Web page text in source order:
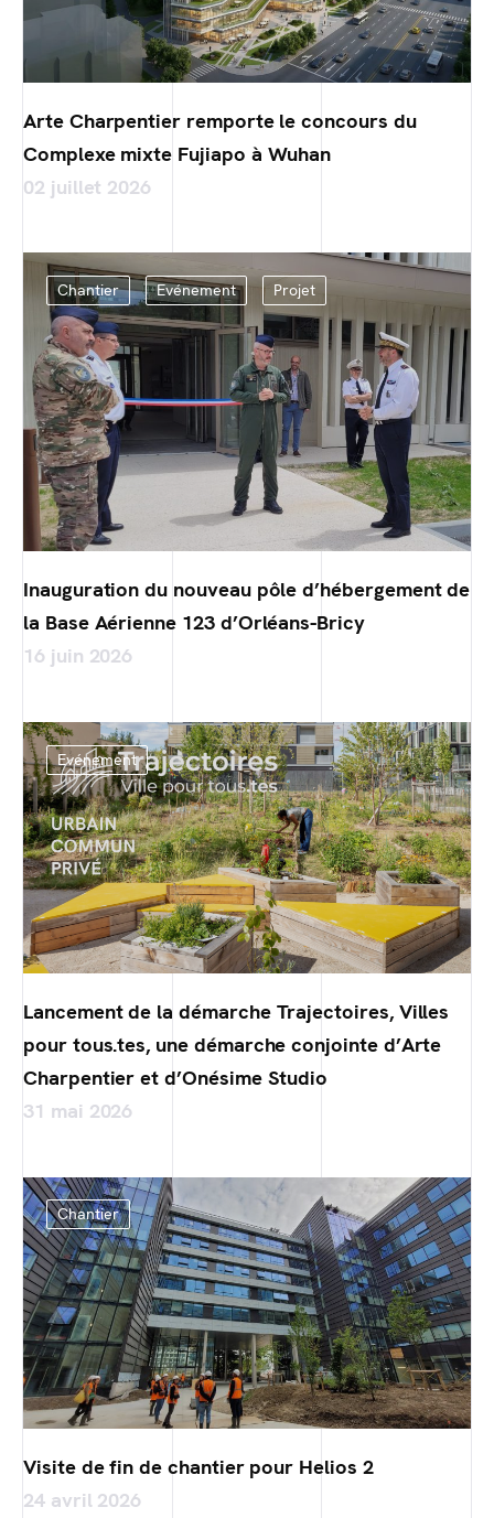
Arte Charpentier remporte le concours du
Complexe mixte Fujiapo à Wuhan
02 juillet 2026
Chantier Evénement Projet
Inauguration du nouveau pôle d’hébergement de
la Base Aérienne 123 d’Orléans-Bricy
16 juin 2026
Evénement
Lancement de la démarche Trajectoires, Villes
pour tous.tes, une démarche conjointe d’Arte
Charpentier et d’Onésime Studio
31 mai 2026
Chantier
Visite de fin de chantier pour Helios 2
24 avril 2026